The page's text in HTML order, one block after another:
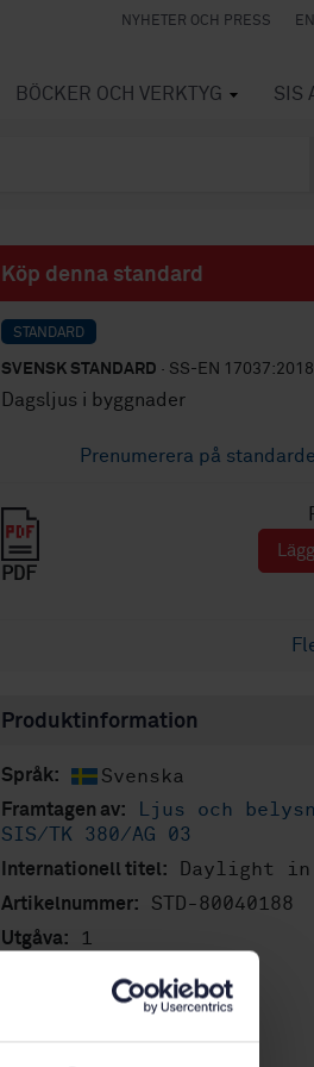
NYHETER OCH PRESS
BÖCKER OCH VERKTYG SIS
Köp denna standard
STANDARD
SVENSK STANDARD · SS-EN
Dagsljus i byggnader
Prenumerera på
PDF
Produktinformation
Språk: Svenska
Framtagen av:
Ljus och
SIS/TK 380/AG 03
Internationell titel: Daylight
Artikelnummer: STD-80040188
Utgåva: 1
2021-12-28
72
Finns även på:
SS-EN